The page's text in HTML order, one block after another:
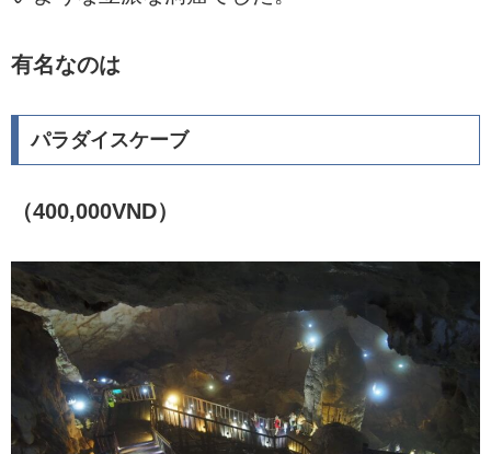
有名なのは
パラダイスケーブ
（400,000VND）